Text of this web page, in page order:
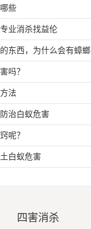
些
业消杀找益伦
东西，为什么会有蟑螂
吗？
法
治白蚁危害
呢？
白蚁危害
四害消杀